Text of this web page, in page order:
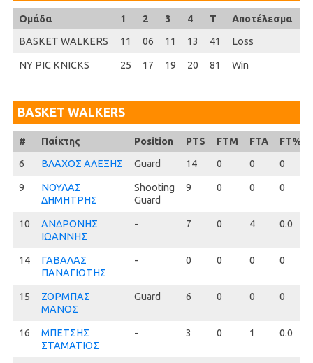
Ομάδα 1 2 3 4 T
Αποτέλεσμα
BASKET WALKERS
11 06 11 13 41 Loss
NY PIC KNICKS 25 17 19 20 81 Win
BASKET WALKERS
#
6
9
10
14
15
16
# Παίκτης Position PTS FTM FTA FT%
6
ΒΛΑΧΟΣ ΑΛΕΞΗΣ Guard 14 0 0 0
9
ΝΟΥΛΑΣ
ΔΗΜΗΤΡΗΣ
Shooting
Guard
9 0 0 0
10
ΑΝΔΡΟΝΗΣ
ΙΩΑΝΝΗΣ
- 7 0 4 0.0
14
ΓΑΒΑΛΑΣ
ΠΑΝΑΓΙΩΤΗΣ
- 0 0 0 0
15
ΖΟΡΜΠΑΣ
ΜΑΝΟΣ
Guard 6 0 0 0
16
ΜΠΕΤΣΗΣ
ΣΤΑΜΑΤΙΟΣ
- 3 0 1 0.0